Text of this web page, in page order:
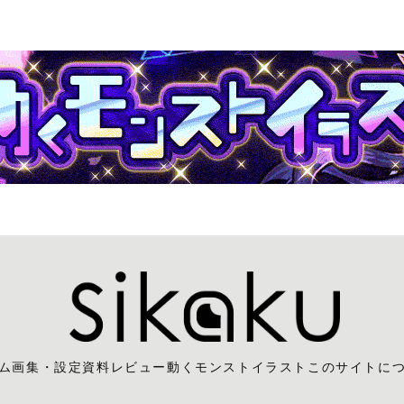
画集・設定資料レビュー動くモンストイラスト このサイトに